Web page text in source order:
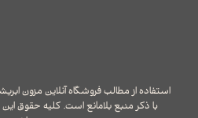
استفاده از مطالب فروشگاه آنلاین مزون
با ذکر منبع بلامانع است. کلیه حقوق